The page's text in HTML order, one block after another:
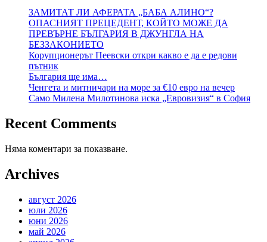
ЗАМИТАТ ЛИ АФЕРАТА „БАБА АЛИНО“?
ОПАСНИЯТ ПРЕЦЕДЕНТ, КОЙТО МОЖЕ ДА
ПРЕВЪРНЕ БЪЛГАРИЯ В ДЖУНГЛА НА
БЕЗЗАКОНИЕТО
Корупционерът Пеевски откри какво е да е редови
пътник
България ще има…
Ченгета и митничари на море за €10 евро на вечер
Само Милена Милотинова иска „Евровизия“ в София
Recent Comments
Няма коментари за показване.
Archives
август 2026
юли 2026
юни 2026
май 2026